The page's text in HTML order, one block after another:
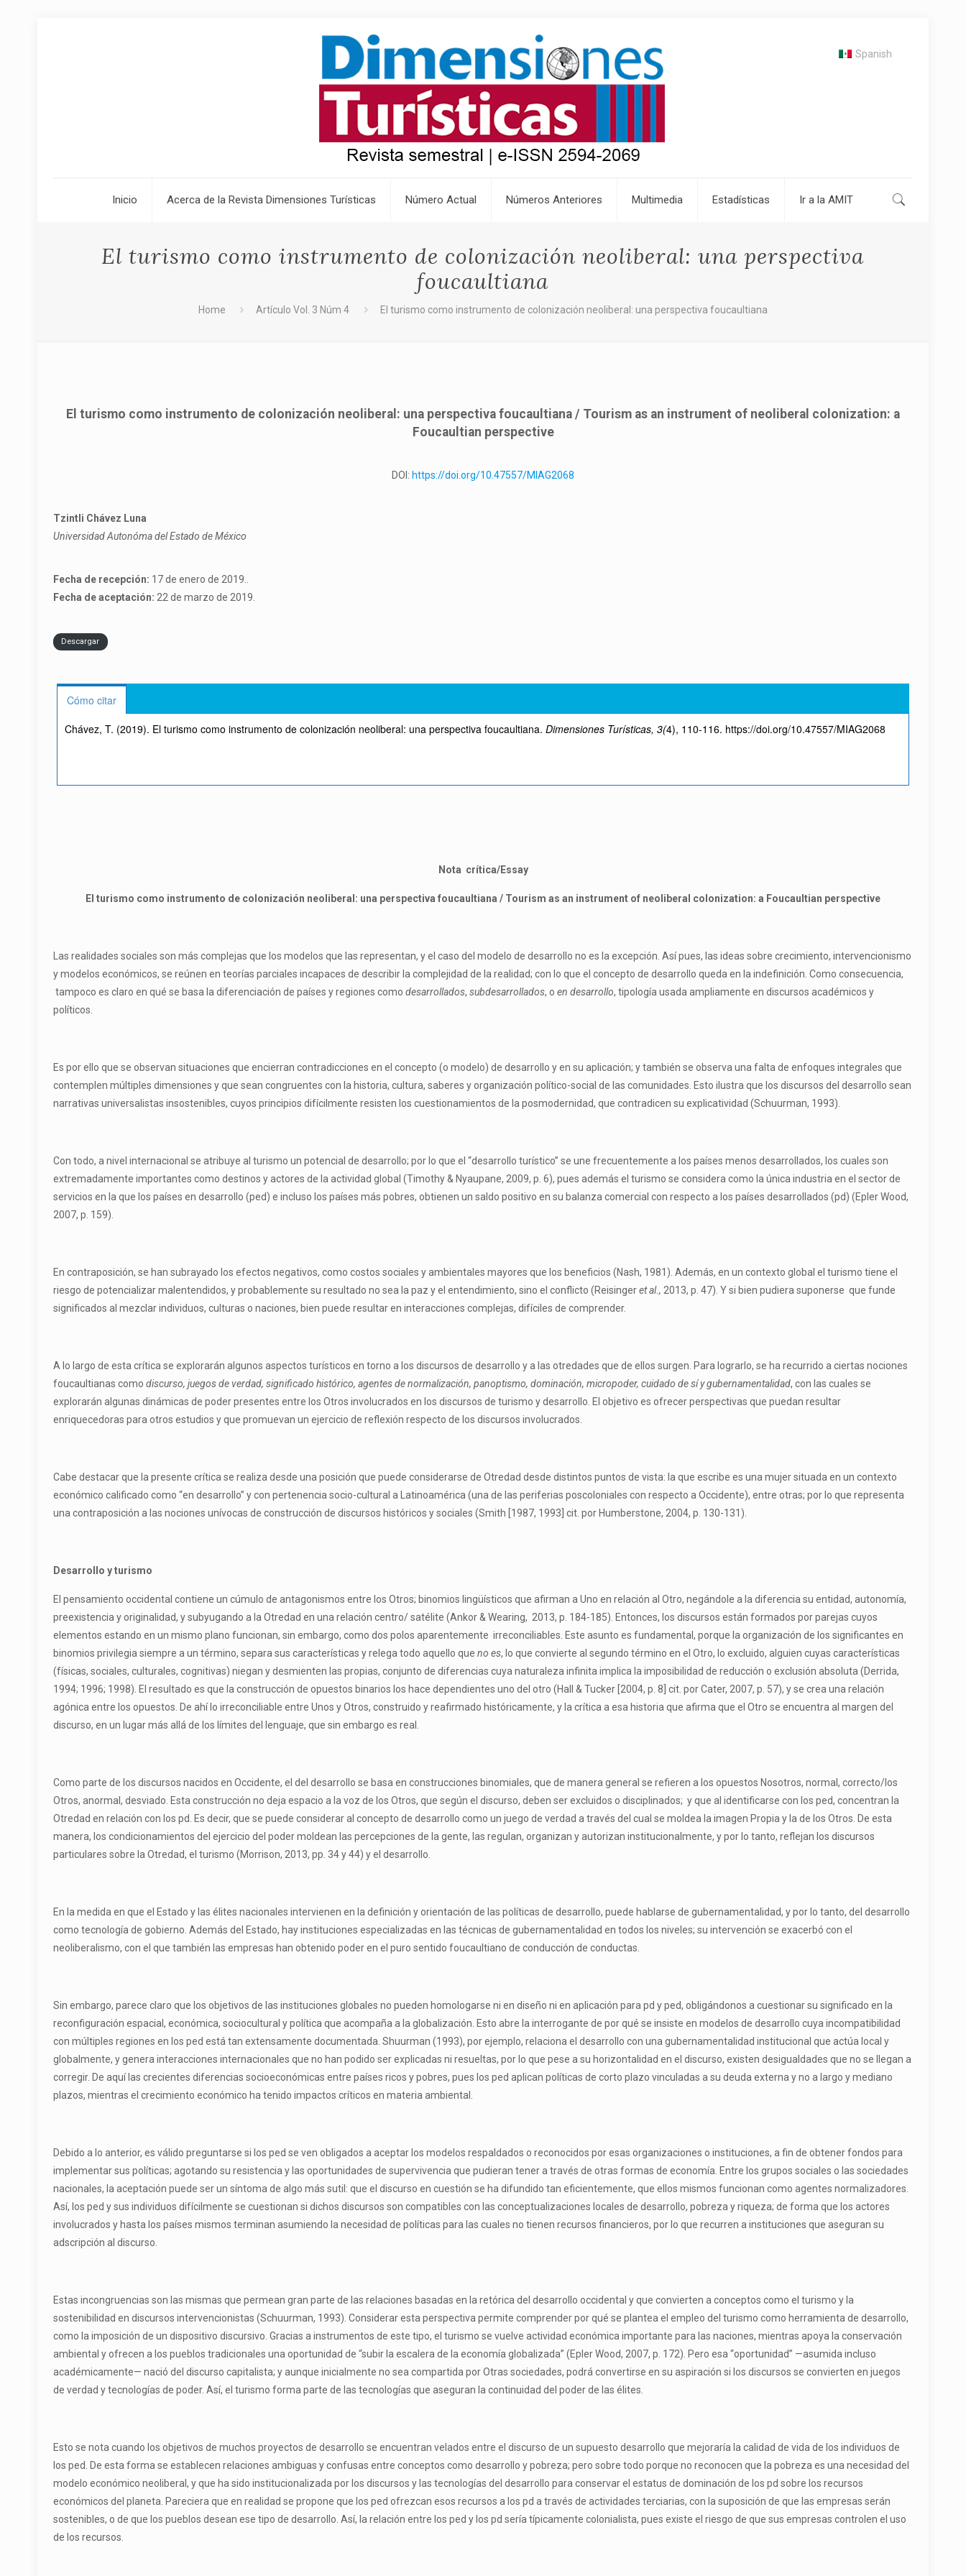
Inicio Acerca de la Revista Dimensiones Turísticas Número Actual Números Anteriores Multimedia Estadísticas Ir a la AMIT
Spanish
El turismo como instrumento de colonización neoliberal: una perspectiva
foucaultiana
Home Artículo Vol. 3 Núm 4 El turismo como instrumento de colonización neoliberal: una perspectiva foucaultiana
El turismo como instrumento de colonización neoliberal: una perspectiva foucaultiana / Tourism as an instrument of neoliberal colonization: a
Foucaultian perspective
DOI: https://doi.org/10.47557/MIAG2068
Tzintli Chávez Luna
Universidad Autonóma del Estado de México
Fecha de recepción: 17 de enero de 2019..
Fecha de aceptación: 22 de marzo de 2019.
Descargar
Cómo citar
Chávez, T. (2019). El turismo como instrumento de colonización neoliberal: una perspectiva foucaultiana.Dimensiones Turísticas, 3(4), 110-116. https://doi.org/10.47557/MIAG2068
Nota crítica/Essay
El turismo como instrumento de colonización neoliberal: una perspectiva foucaultiana / Tourism as an instrument of neoliberal colonization: a Foucaultian perspective
Las realidades sociales son más complejas que los modelos que las representan, y el caso del modelo de desarrollo no es la excepción. Así pues, las ideas sobre crecimiento, intervencionismo
y modelos económicos, se reúnen en teorías parciales incapaces de describir la complejidad de la realidad; con lo que el concepto de desarrollo queda en la indefinición. Como consecuencia,
tampoco es claro en qué se basa la diferenciación de países y regiones comodesarrollados,subdesarrollados, oen desarrollo, tipología usada ampliamente en discursos académicos y
políticos.
Es por ello que se observan situaciones que encierran contradicciones en el concepto (o modelo) de desarrollo y en su aplicación; y también se observa una falta de enfoques integrales que
contemplen múltiples dimensiones y que sean congruentes con la historia, cultura, saberes y organización político-social de las comunidades. Esto ilustra que los discursos del desarrollo sean
narrativas universalistas insostenibles, cuyos principios difícilmente resisten los cuestionamientos de la posmodernidad, que contradicen su explicatividad (Schuurman, 1993).
Con todo, a nivel internacional se atribuye al turismo un potencial de desarrollo; por lo que el “desarrollo turístico” se une frecuentemente a los países menos desarrollados, los cuales son
extremadamente importantes como destinos y actores de la actividad global (Timothy & Nyaupane, 2009, p. 6), pues además el turismo se considera como la única industria en el sector de
servicios en la que los países en desarrollo (ped) e incluso los países más pobres, obtienen un saldo positivo en su balanza comercial con respecto a los países desarrollados (pd) (Epler Wood,
2007, p. 159).
En contraposición, se han subrayado los efectos negativos, como costos sociales y ambientales mayores que los beneficios (Nash, 1981). Además, en un contexto global el turismo tiene el
riesgo de potencializar malentendidos, y probablemente su resultado no sea la paz y el entendimiento, sino el conflicto (Reisingeret al., 2013, p. 47). Y si bien pudiera suponerse que funde
significados al mezclar individuos, culturas o naciones, bien puede resultar en interacciones complejas, difíciles de comprender.
A lo largo de esta crítica se explorarán algunos aspectos turísticos en torno a los discursos de desarrollo y a las otredades que de ellos surgen. Para lograrlo, se ha recurrido a ciertas nociones
foucaultianas comodiscurso, juegos de verdad, significado histórico, agentes de normalización, panoptismo, dominación, micropoder, cuidado de sí y gubernamentalidad, con las cuales se
explorarán algunas dinámicas de poder presentes entre los Otros involucrados en los discursos de turismo y desarrollo. El objetivo es ofrecer perspectivas que puedan resultar
enriquecedoras para otros estudios y que promuevan un ejercicio de reflexión respecto de los discursos involucrados.
Cabe destacar que la presente crítica se realiza desde una posición que puede considerarse de Otredad desde distintos puntos de vista: la que escribe es una mujer situada en un contexto
económico calificado como “en desarrollo” y con pertenencia socio-cultural a Latinoamérica (una de las periferias poscoloniales con respecto a Occidente), entre otras; por lo que representa
una contraposición a las nociones unívocas de construcción de discursos históricos y sociales (Smith [1987, 1993] cit. por Humberstone, 2004, p. 130-131).
Desarroll o yturismo
El pensamiento occidental contiene un cúmulo de antagonismos entre los Otros; binomios lingüísticos que afirman a Uno en relación al Otro, negándole a la diferencia su entidad, autonomía,
preexistencia y originalidad, y subyugando a la Otredad en una relación centro/ satélite (Ankor & Wearing, 2013, p. 184-185). Entonces, los discursos están formados por parejas cuyos
elementos estando en un mismo plano funcionan, sin embargo, como dos polos aparentemente irreconciliables. Este asunto es fundamental, porque la organización de los significantes en
binomios privilegia siempre a un término, separa sus características y relega todo aquello queno es, lo que convierte al segundo término en el Otro, lo excluido, alguien cuyas características
(físicas, sociales, culturales, cognitivas) niegan y desmienten las propias, conjunto de diferencias cuya naturaleza infinita implica la imposibilidad de reducción o exclusión absoluta (Derrida,
1994; 1996; 1998). El resultado es que la construcción de opuestos binarios los hace dependientes uno del otro (Hall & Tucker [2004, p. 8] cit. por Cater, 2007, p. 57), y se crea una relación
agónica entre los opuestos. De ahí lo irreconciliable entre Unos y Otros, construido y reafirmado históricamente, y la crítica a esa historia que afirma que el Otro se encuentra al margen del
discurso, en un lugar más allá de los límites del lenguaje, que sin embargo es real.
Como parte de los discursos nacidos en Occidente, el del desarrollo se basa en construcciones binomiales, que de manera general se refieren a los opuestos Nosotros, normal, correcto/los
Otros, anormal, desviado. Esta construcción no deja espacio a la voz de los Otros, que según el discurso, deben ser excluidos o disciplinados; y que al identificarse con los ped, concentran la
Otredad en relación con los pd. Es decir, que se puede considerar al concepto de desarrollo como un juego de verdad a través del cual se moldea la imagen Propia y la de los Otros. De esta
manera, los condicionamientos del ejercicio del poder moldean las percepciones de la gente, las regulan, organizan y autorizan institucionalmente, y por lo tanto, reflejan los discursos
particulares sobre la Otredad, el turismo (Morrison, 2013, pp. 34 y 44) y el desarrollo.
En la medida en que el Estado y las élites nacionales intervienen en la definición y orientación de las políticas de desarrollo, puede hablarse de gubernamentalidad, y por lo tanto, del desarrollo
como tecnología de gobierno. Además del Estado, hay instituciones especializadas en las técnicas de gubernamentalidad en todos los niveles; su intervención se exacerbó con el
neoliberalismo, con el que también las empresas han obtenido poder en el puro sentido foucaultiano de conducción de conductas.
Sin embargo, parece claro que los objetivos de las instituciones globales no pueden homologarse ni en diseño ni en aplicación para pd y ped, obligándonos a cuestionar su significado en la
reconfiguración espacial, económica, sociocultural y política que acompaña a la globalización. Esto abre la interrogante de por qué se insiste en modelos de desarrollo cuya incompatibilidad
con múltiples regiones en los ped está tan extensamente documentada. Shuurman (1993), por ejemplo, relaciona el desarrollo con una gubernamentalidad institucional que actúa local y
globalmente, y genera interacciones internacionales que no han podido ser explicadas ni resueltas, por lo que pese a su horizontalidad en el discurso, existen desigualdades que no se llegan a
corregir. De aquí las crecientes diferencias socioeconómicas entre países ricos y pobres, pues los ped aplican políticas de corto plazo vinculadas a su deuda externa y no a largo y mediano
plazos, mientras el crecimiento económico ha tenido impactos críticos en materia ambiental.
Debido a lo anterior, es válido preguntarse si los ped se ven obligados a aceptar los modelos respaldados o reconocidos por esas organizaciones o instituciones, a fin de obtener fondos para
implementar sus políticas; agotando su resistencia y las oportunidades de supervivencia que pudieran tener a través de otras formas de economía. Entre los grupos sociales o las sociedades
nacionales, la aceptación puede ser un síntoma de algo más sutil: que el discurso en cuestión se ha difundido tan eficientemente, que ellos mismos funcionan como agentes normalizadores.
Así, los ped y sus individuos difícilmente se cuestionan si dichos discursos son compatibles con las conceptualizaciones locales de desarrollo, pobreza y riqueza; de forma que los actores
involucrados y hasta los países mismos terminan asumiendo la necesidad de políticas para las cuales no tienen recursos financieros, por lo que recurren a instituciones que aseguran su
adscripción al discurso.
Estas incongruencias son las mismas que permean gran parte de las relaciones basadas en la retórica del desarrollo occidental y que convierten a conceptos como el turismo y la
sostenibilidad en discursos intervencionistas (Schuurman, 1993). Considerar esta perspectiva permite comprender por qué se plantea el empleo del turismo como herramienta de desarrollo,
como la imposición de un dispositivo discursivo. Gracias a instrumentos de este tipo, el turismo se vuelve actividad económica importante para las naciones, mientras apoya la conservación
ambiental y ofrecen a los pueblos tradicionales una oportunidad de “subir la escalera de la economía globalizada” (Epler Wood, 2007, p. 172). Pero esa “oportunidad” —asumida incluso
académicamente— nació del discurso capitalista; y aunque inicialmente no sea compartida por Otras sociedades, podrá convertirse en su aspiración si los discursos se convierten en juegos
de verdad y tecnologías de poder. Así, el turismo forma parte de las tecnologías que aseguran la continuidad del poder de las élites.
Esto se nota cuando los objetivos de muchos proyectos de desarrollo se encuentran velados entre el discurso de un supuesto desarrollo que mejoraría la calidad de vida de los individuos de
los ped. De esta forma se establecen relaciones ambiguas y confusas entre conceptos como desarrollo y pobreza; pero sobre todo porque no reconocen que la pobreza es una necesidad del
modelo económico neoliberal, y que ha sido institucionalizada por los discursos y las tecnologías del desarrollo para conservar el estatus de dominación de los pd sobre los recursos
económicos del planeta. Pareciera que en realidad se propone que los ped ofrezcan esos recursos a los pd a través de actividades terciarias, con la suposición de que las empresas serán
sostenibles, o de que los pueblos desean ese tipo de desarrollo. Así, la relación entre los ped y los pd sería típicamente colonialista, pues existe el riesgo de que sus empresas controlen el uso
de los recursos.